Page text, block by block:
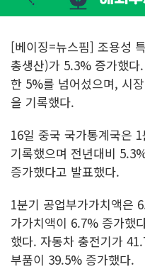
[베이징=뉴스핌] 조용성
총생산)가 5.3% 증가했다
한 5%를 넘어섰으며, 시
을 기록했다.
16일 중국 국가통계국은
기록했으며 전년대비
증가했다고 발표했다.
1분기 공업부가가치액은
가가치액이 6.7% 증가했
했다. 자동차 충전기가
부품이 39.5% 증가했다.